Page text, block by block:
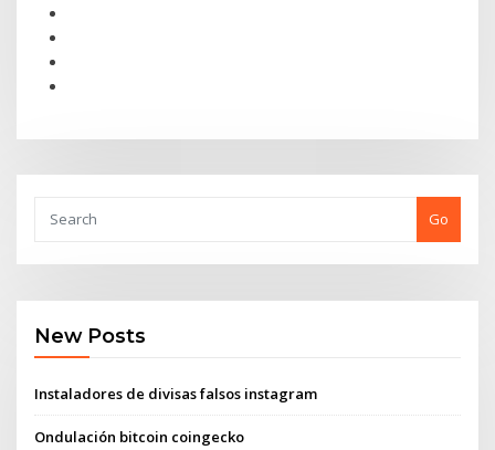
Go
New Posts
Instaladores de divisas falsos instagram
Ondulación bitcoin coingecko